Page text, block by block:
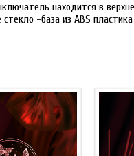
находится в
-база из ABS пластика